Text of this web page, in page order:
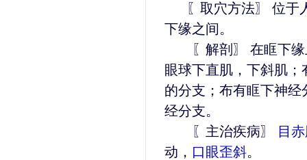
〖取穴方法〗 位
下缘之间。
〖解剖〗 在眶下缘
眼球下直肌，下斜肌
的分支；布有眶下神
经分支。
〖主治疾病〗
目
动， 口眼歪斜。